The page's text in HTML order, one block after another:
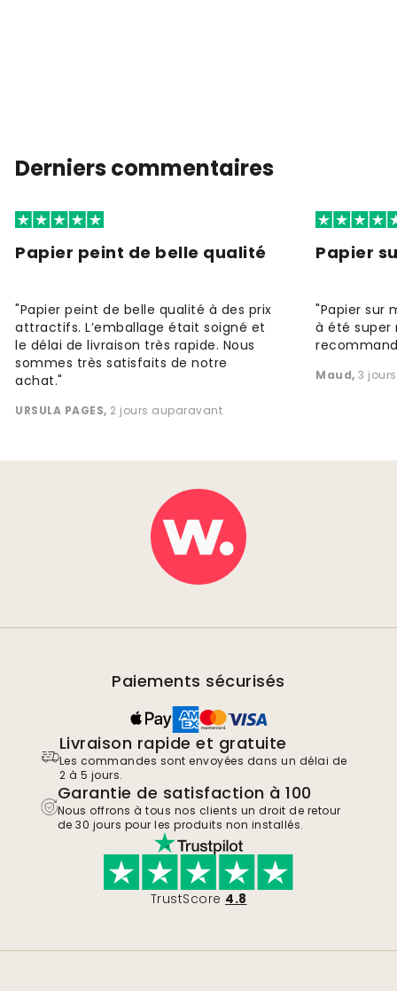
Derniers commentaires
Papier peint de belle qualité
"Papier peint de belle qualité à des prix
attractifs. L’emballage était soigné et
le délai de livraison très rapide. Nous
sommes très satisfaits de notre
achat."
URSULA PAGES, 2 jours auparavant
Papier
"Papier sur
à été super
Maud, 3
Paiements sécurisés
Livraison rapide et gratuite
Les commandes sont envoyées dans un délai de
2 à 5 jours.
Garantie de satisfaction à 100
Nous offrons à tous nos clients un droit de retour
de 30 jours pour les produits non installés.
TrustScore 4.8